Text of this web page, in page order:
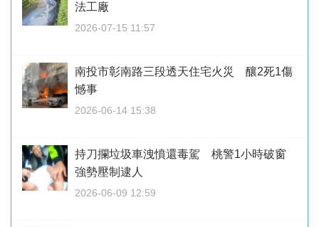
法工廠
2026-07-15 11:57
南投市彰南路三段透天住宅火災 釀2死1傷
憾事
2026-06-14 15:38
持刀攔垃圾車洩憤還毒駕 桃警1小時破窗
強勢壓制逮人
2026-06-09 12:59